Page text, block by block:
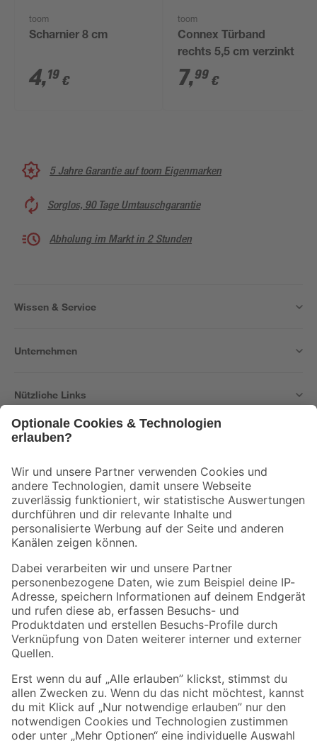
toom
Scharnier 8 cm
4,19 €
toom
Connex Türband
rechts 5,5 cm verzinkt
7,99 €
5 Jahre Garantie auf toom Eigenmarken
Sorglos, 90 Tage Umtauschgarantie
Abholung im Markt in 2 Stunden
Wissen & Service
Unternehmen
Nützliche Links
Der toom Newsletter: Keine Angebote und Aktionen mehr verpassen!
Zur Newsletter Anmeldung
Folge uns
Zahlungsarten Versandarten
Sicher einkaufen
Jetzt die toom-App herunterladen